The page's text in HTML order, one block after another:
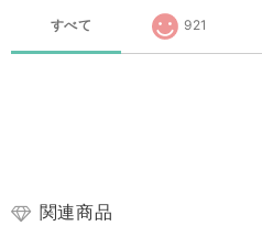
すべて 921
関連商品